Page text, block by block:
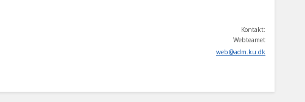
Kontakt:
Webteamet
web@adm.ku.dk